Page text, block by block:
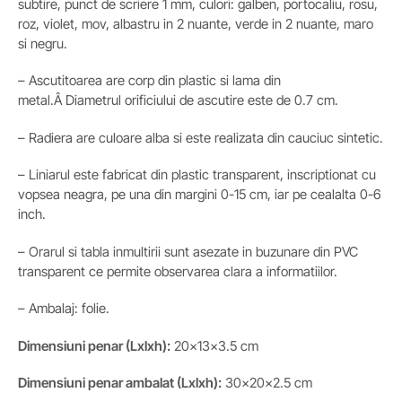
subtire, punct de scriere 1 mm, culori: galben, portocaliu, rosu,
roz, violet, mov, albastru in 2 nuante, verde in 2 nuante, maro
si negru.
– Ascutitoarea are corp din plastic si lama din
metal.Â Diametrul orificiului de ascutire este de 0.7 cm.
– Radiera are culoare alba si este realizata din cauciuc sintetic.
– Liniarul este fabricat din plastic transparent, inscriptionat cu
vopsea neagra, pe una din margini 0-15 cm, iar pe cealalta 0-6
inch.
– Orarul si tabla inmultirii sunt asezate in buzunare din PVC
transparent ce permite observarea clara a informatiilor.
– Ambalaj: folie.
Dimensiuni penar (Lxlxh): 20x13x3.5 cm
Dimensiuni penar ambalat (Lxlxh): 30x20x2.5 cm